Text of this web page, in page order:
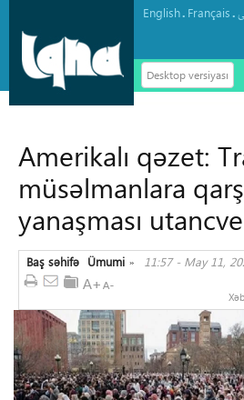
English. Français.
Desktop versiyası
Amerikalı qəzet:
müsəlmanlara
yanaşması
Baş səhifə »
Ümumi 11:57 - May 11,